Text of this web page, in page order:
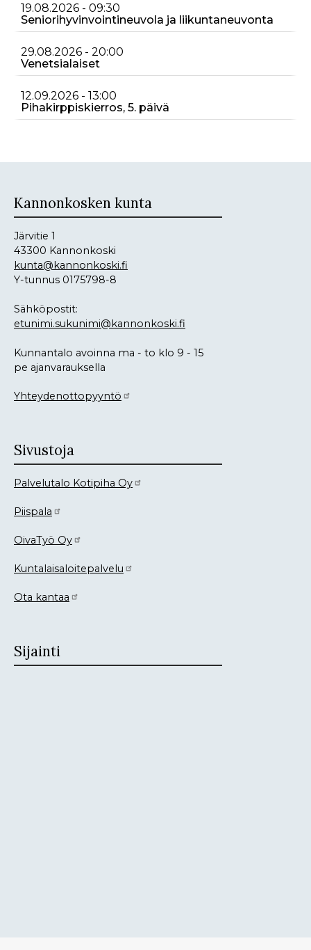
19.08.2026 - 09:30
Seniorihyvinvointineuvola ja liikuntaneuvonta
29.08.2026 - 20:00
Venetsialaiset
12.09.2026 - 13:00
Pihakirppiskierros, 5. päivä
Kannonkosken kunta
Järvitie 1
43300 Kannonkoski
kunta@kannonkoski.fi
Y-tunnus 0175798-8
Sähköpostit:
etunimi.sukunimi@kannonkoski.fi
Kunnantalo avoinna ma - to klo 9 - 15
pe ajanvarauksella
Yhteydenottopyyntö
Sivustoja
Palvelutalo Kotipiha Oy
Piispala
OivaTyö Oy
Kuntalaisaloitepalvelu
Ota kantaa
Sijainti